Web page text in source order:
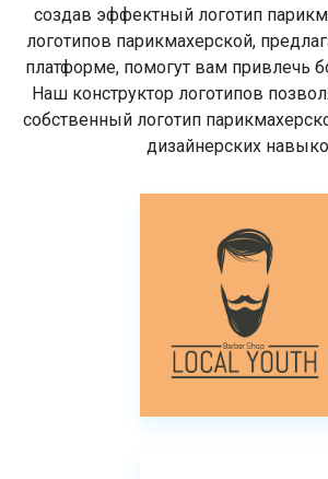
создав эффектный логотип
логотипов парикмахерской,
платформе, помогут вам привлечь
Наш конструктор логотипов
собственный логотип
дизайнерских